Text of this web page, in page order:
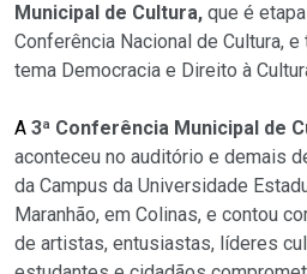
Municipal de Cultura, que é
Conferência Nacional de Cultura, e
tema Democracia e Direito à
A 3ª Conferência Municipal de
aconteceu no auditório e demais
da Campus da Universidade
Maranhão, em Colinas, e contou
de artistas, entusiastas, líderes